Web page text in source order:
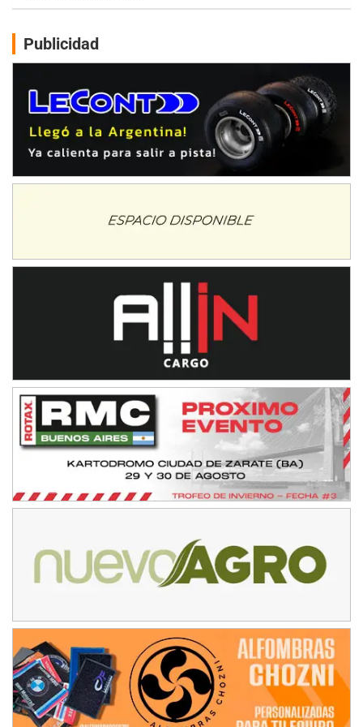
Ciudad de Avellaneda (Asfalto)
Avellaneda (Santa Fe)
SUR SANTAFESINO - F4
José Samuel Sánchez (Tierra)
TUCUMANO - F5
El Timbó (Tucumán)
COBERTURA ESPECIAL DE E-KART.COM.AR
IAME SERIES ARGENTINA 6
ENTRERRIANO - F6 (POSTERGADA)
Parque de la Velocidad (Asfalto)
Villaguay (Entre Ríos)
VICTORIENSE - F7
El Cerro (Tierra)
PATAGONICO - F6
Juventud Unida (Tierra)
NORESTE SANTAFESINO - F6
Ciudad de Avellaneda (Asfalto)
Avellaneda (Santa Fe)
SUR SANTAFESINO - F4
José Samuel Sánchez (Tierra)
Rufino (Santa Fe)
Publicidad